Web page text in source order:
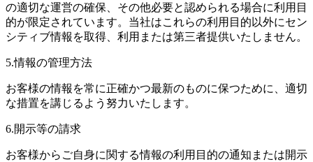
の適切な運営の確保、その他必要と認められる場合に利用目
的が限定されています。当社はこれらの利用目的以外にセン
シティブ情報を取得、利用または第三者提供いたしません。
5.情報の管理方法
お客様の情報を常に正確かつ最新のものに保つために、適切
な措置を講じるよう努力いたします。
6.開示等の請求
お客様からご自身に関する情報の利用目的の通知または開示